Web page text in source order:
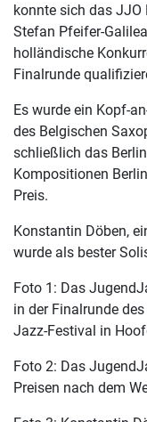
konnte sich das JJO
Stefan Pfeifer-
holländische
Finalrunde
Es wurde ein Kopf-
des Belgischen
schließlich das
Kompositionen
Preis.
Konstantin Döben,
wurde als bester
Foto 1: Das
in der Finalrunde
Jazz-Festival in
Foto 2: Das
Preisen nach dem